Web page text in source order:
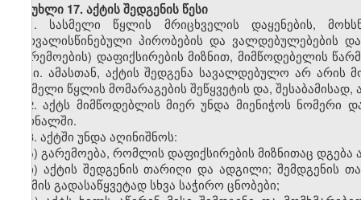
მუხლი 17. აქტის შედგენის წესი
1. სასმელი წყლის მრიცხველის დაყენების,
გათვალისწინებული პირობების და ვალდებულებების
(გარემოების) დაფიქსირების მიზნით, მიმწოდებელის
აქტი. ამასთან, აქტის შედგენა სავალდებულო არ
სასმელი წყლის მომარაგების შეწყვეტის და, შესაბამისად,
2. აქტს მიმწოდებლის მიერ უნდა მიენიჭოს ნომერი
ჟურნალში.
3. აქტში უნდა აღინიშნოს:
ა) გარემოება, რომლის დაფიქსირების მიზნითაც დგება
ბ) აქტის შედგენის თარიღი და ადგილი; შემდგენის
საქმის გადასაწყვეტად სხვა საჭირო ცნობები;